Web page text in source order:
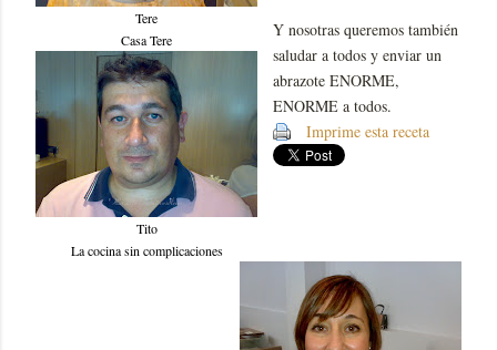
Tere
Casa Tere
Tito
La cocina sin complicaciones
Y nosotras queremos también
saludar a todos y enviar un
abrazote ENORME,
ENORME a todos.
Imprime esta receta